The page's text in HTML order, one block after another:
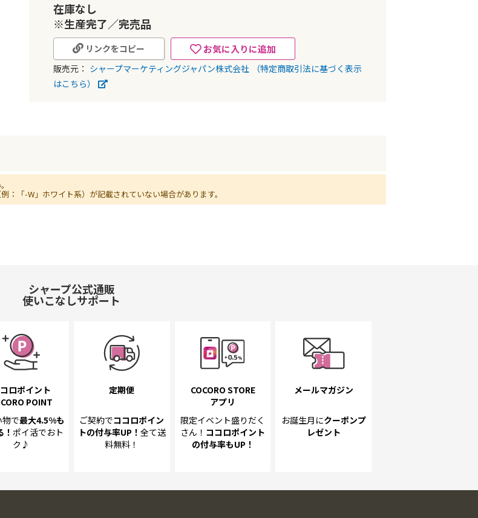
在庫なし
※生産完了／完売品
お気に入りに追加
リンクをコピー
販売元： シャープマーケティングジャパン株式会社
（特定商取引法に基づく表示
はこちら）
「-W」ホワイト系）が記載されていない場合があります。
シャープ公式通販
使いこなしサポート
ロポイント
POINT
物で最大4.5%も
！ ポイ活でおト
ク♪
定期便
ご契約でココロポイン
トの付与率UP！ 全て送
料無料！
COCORO STORE
アプリ
限定イベント盛りだく
さん！ ココロポイント
の付与率もUP！
メールマガジン
お誕生月にクーポンプ
レゼント